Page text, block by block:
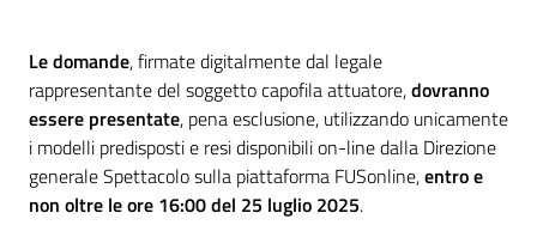
Le domande, firmate digitalmente dal legale
rappresentante del soggetto capofila attuatore,dovranno
essere presentate, pena esclusione, utilizzando unicamente
i modelli predisposti e resi disponibili on-line dalla Direzione
generale Spettacolo sulla piattaforma FUSonline,entro e
non oltre le ore 16:00 del 25 luglio 2025.